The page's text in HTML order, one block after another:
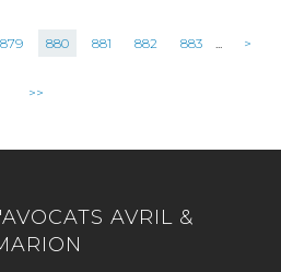
879 880 881 882 883 ... >
>>
AVRIL &